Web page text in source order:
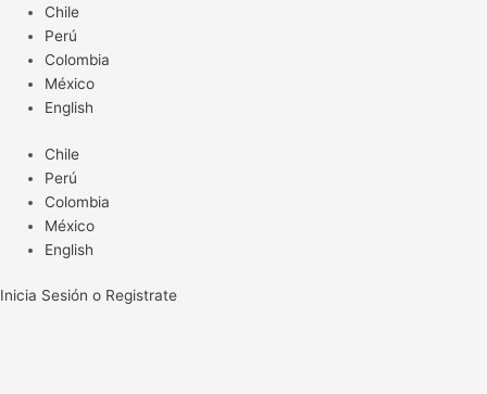
contenido
Chile
Perú
Colombia
México
English
Chile
Perú
Colombia
México
English
Inicia Sesión o Registrate